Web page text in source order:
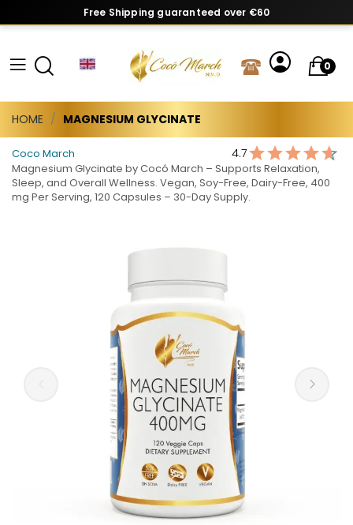
Free Shipping guaranteed over €60
0
HOME MAGNESIUM GLYCINATE
Coco March 4.7
Magnesium Glycinate by Cocó March – Supports Relaxation,
Sleep, and Overall Wellness. Vegan, Soy-Free, Dairy-Free, 400
mg Per Serving, 120 Capsules – 30-Day Supply.